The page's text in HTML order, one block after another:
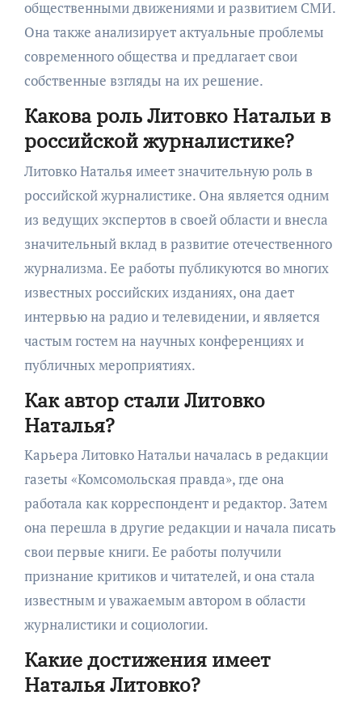
общественными движениями и развитием СМИ.
Она также анализирует актуальные проблемы
современного общества и предлагает свои
собственные взгляды на их решение.
Какова роль Литовко Натальи в
российской журналистике?
Литовко Наталья имеет значительную роль в
российской журналистике. Она является одним
из ведущих экспертов в своей области и внесла
значительный вклад в развитие отечественного
журнализма. Ее работы публикуются во многих
известных российских изданиях, она дает
интервью на радио и телевидении, и является
частым гостем на научных конференциях и
публичных мероприятиях.
Как автор стали Литовко
Наталья?
Карьера Литовко Натальи началась в редакции
газеты «Комсомольская правда», где она
работала как корреспондент и редактор. Затем
она перешла в другие редакции и начала писать
свои первые книги. Ее работы получили
признание критиков и читателей, и она стала
известным и уважаемым автором в области
журналистики и социологии.
Какие достижения имеет
Наталья Литовко?